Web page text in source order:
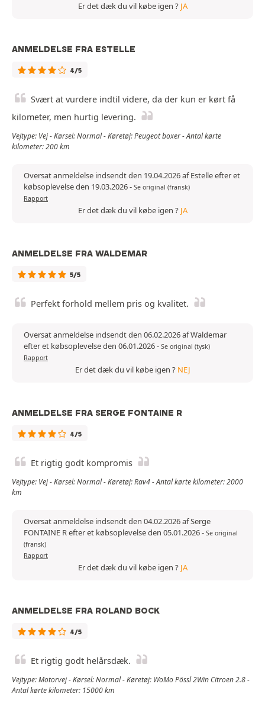
Er det dæk du vil købe igen ? JA
ANMELDELSE FRA ESTELLE
4/5
Svært at vurdere indtil videre, da der kun er kørt få
kilometer, men hurtig levering.
Vejtype: Vej - Kørsel: Normal - Køretøj: Peugeot boxer - Antal kørte
kilometer: 200 km
Oversat anmeldelse indsendt den 19.04.2026 af Estelle efter et
købsoplevelse den 19.03.2026- Se original (fransk)
Rapport
Er det dæk du vil købe igen ? JA
ANMELDELSE FRA WALDEMAR
5/5
Perfekt forhold mellem pris og kvalitet.
Oversat anmeldelse indsendt den 06.02.2026 af Waldemar
efter et købsoplevelse den 06.01.2026- Se original (tysk)
Rapport
Er det dæk du vil købe igen ? NEJ
ANMELDELSE FRA SERGE FONTAINE R
4/5
Et rigtig godt kompromis
Vejtype: Vej - Kørsel: Normal - Køretøj: Rav4 - Antal kørte kilometer: 2000
km
Oversat anmeldelse indsendt den 04.02.2026 af Serge
FONTAINE R efter et købsoplevelse den 05.01.2026- Se original
(fransk)
Rapport
Er det dæk du vil købe igen ? JA
ANMELDELSE FRA ROLAND BOCK
4/5
Et rigtig godt helårsdæk.
Vejtype: Motorvej - Kørsel: Normal - Køretøj: WoMo Pössl 2Win Citroen 2.8 -
Antal kørte kilometer: 15000 km